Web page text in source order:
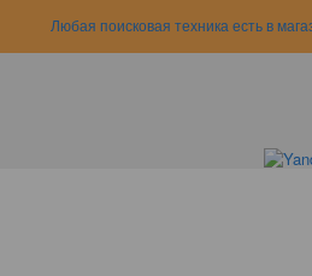
Любая поисковая техника есть в